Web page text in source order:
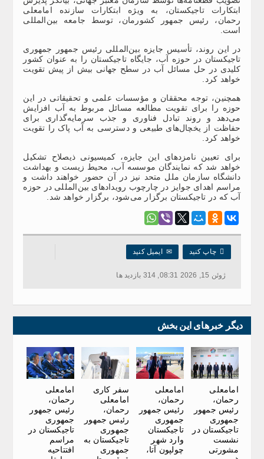
ابتکارات تاجیکستان، به ویژه ابتکارات سازنده امامعلی
رحمان، رئیس جمهور کشورمان، توسط جامعه بین‌المللی
است.
در این روند، تأسیس جایزه بین‌المللی رئیس جمهور جمهوری
تاجیکستان در حوزه آب، جایگاه تاجیکستان را به عنوان کشور
کلیدی در حل مسائل آب در سطح جهانی بیش از پیش تقویت
خواهد کرد.
همچنین، توجه محققان و مؤسسات علمی و تحقیقاتی در این
حوزه را برای تقویت مطالعه مسائل مربوط به آب افزایش
می‌دهد و روند تبادل فناوری و جذب سرمایه‌گذاری برای
حفاظت از یخچال‌های طبیعی و دسترسی به آب پاک را تقویت
خواهد کرد.
برای تعیین نامزدهای این جایزه، کمیسیونی ذیصلاح تشکیل
خواهد شد که نمایندگان موسسه آب، محیط زیست و بهداشت
دانشگاه سازمان ملل متحد نیز در آن حضور خواهند داشت و
مراسم اهدای جوایز در چارچوب رویدادهای بین‌المللی در حوزه
آب که در تاجیکستان برگزار می‌شود، برگزار خواهد شد.
 چاپ کنید ✉ایمیل کنید
ژوئن 15, 2026 08:31, 314 بازدید ها
دیگر خبرهای این بخش
امامعلی
رحمان،
رئیس جمهور
جمهوری
تاجیکستان در
نشست
مشورتی
امامعلی
رحمان،
رئیس جمهور
جمهوری
تاجیکستان
وارد شهر
چولپون آتا،
سفر کاری
امامعلی
رحمان،
رئیس جمهور
جمهوری
تاجیکستان به
جمهوری
امامعلی
رحمان،
رئیس جمهور
جمهوری
تاجیکستان در
مراسم
افتتاحیه